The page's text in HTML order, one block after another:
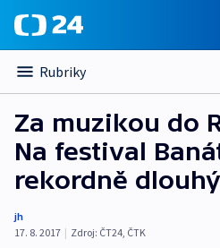
Rubriky
Za muzikou do
Na festival
rekordně
jh
17. 8. 2017 | Zdroj: ČT24, ČTK